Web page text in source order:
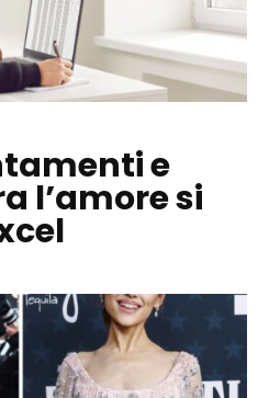
e
l’amore si